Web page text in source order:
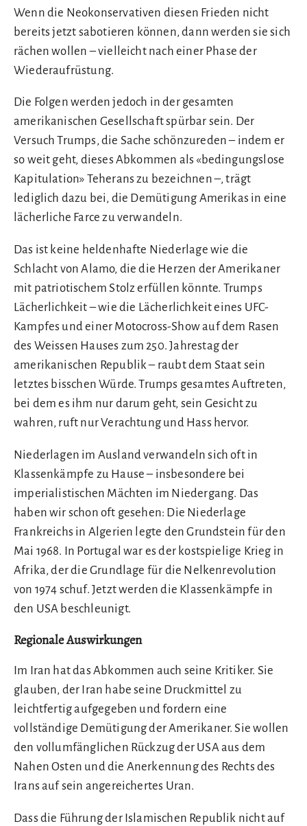
Wenn die Neokonservativen diesen Frieden nicht
bereits jetzt sabotieren können, dann werden sie sich
rächen wollen – vielleicht nach einer Phase der
Wiederaufrüstung.
Die Folgen werden jedoch in der gesamten
amerikanischen Gesellschaft spürbar sein. Der
Versuch Trumps, die Sache schönzureden – indem er
so weit geht, dieses Abkommen als «bedingungslose
Kapitulation» Teherans zu bezeichnen –, trägt
lediglich dazu bei, die Demütigung Amerikas in eine
lächerliche Farce zu verwandeln.
Das ist keine heldenhafte Niederlage wie die
Schlacht von Alamo, die die Herzen der Amerikaner
mit patriotischem Stolz erfüllen könnte. Trumps
Lächerlichkeit – wie die Lächerlichkeit eines UFC-
Kampfes und einer Motocross-Show auf dem Rasen
des Weissen Hauses zum 250. Jahrestag der
amerikanischen Republik – raubt dem Staat sein
letztes bisschen Würde. Trumps gesamtes Auftreten,
bei dem es ihm nur darum geht, sein Gesicht zu
wahren, ruft nur Verachtung und Hass hervor.
Niederlagen im Ausland verwandeln sich oft in
Klassenkämpfe zu Hause – insbesondere bei
imperialistischen Mächten im Niedergang. Das
haben wir schon oft gesehen: Die Niederlage
Frankreichs in Algerien legte den Grundstein für den
Mai 1968. In Portugal war es der kostspielige Krieg in
Afrika, der die Grundlage für die Nelkenrevolution
von 1974 schuf. Jetzt werden die Klassenkämpfe in
den USA beschleunigt.
Regionale Auswirkungen
Im Iran hat das Abkommen auch seine Kritiker. Sie
glauben, der Iran habe seine Druckmittel zu
leichtfertig aufgegeben und fordern eine
vollständige Demütigung der Amerikaner. Sie wollen
den vollumfänglichen Rückzug der USA aus dem
Nahen Osten und die Anerkennung des Rechts des
Irans auf sein angereichertes Uran.
Dass die Führung der Islamischen Republik nicht auf